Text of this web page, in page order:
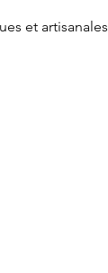
et artisanales